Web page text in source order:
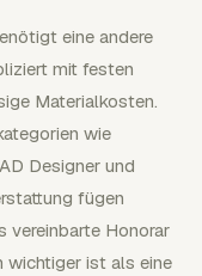
eine andere
mit festen
Materialkosten.
wie
Designer und
fügen
vereinbarte Honorar
wichtiger ist als eine